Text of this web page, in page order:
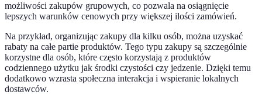
możliwości zakupów grupowych, co pozwala na osiągnięcie
lepszych warunków cenowych przy większej ilości zamówień.
Na przykład, organizując zakupy dla kilku osób, można uzyskać
rabaty na całe partie produktów. Tego typu zakupy są szczególnie
korzystne dla osób, które często korzystają z produktów
codziennego użytku jak środki czystości czy jedzenie. Dzięki temu
dodatkowo wzrasta społeczna interakcja i wspieranie lokalnych
dostawców.